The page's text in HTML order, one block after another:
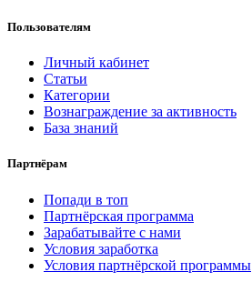
Пользователям
Личный кабинет
Статьи
Категории
Вознаграждение за активность
База знаний
Партнёрам
Попади в топ
Партнёрская программа
Зарабатывайте с нами
Условия заработка
Условия партнёрской программы